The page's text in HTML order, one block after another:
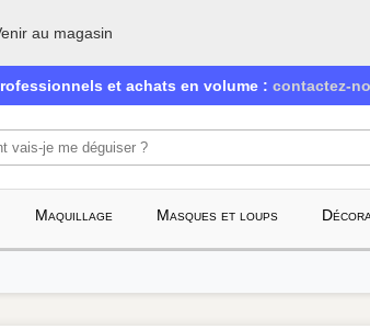
au magasin
et achats en volume : contactez-
Maquillage Masques et loups